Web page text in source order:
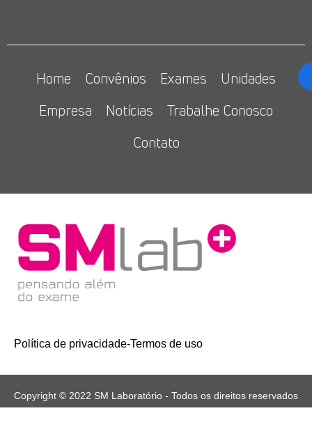
Home Convênios Exames
Unidades
Empresa
Notícias
Trabalhe Conosco
Contato
Política de privacidade-Termos de uso
Copyright © 2022 SM Laboratório - Todos os direitos reservados